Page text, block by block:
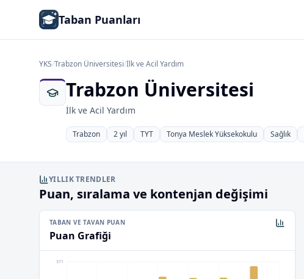
Taban Puanları
YKS/Trabzon Üniversitesi/İlk ve Acil Yardım
Trabzon Üniversitesi
İlk ve Acil Yardım
Trabzon 2 yıl TYT Tonya Meslek Yüksekokulu Sağlık
YILLIK TRENDLER
Puan, sıralama ve kontenjan değişimi
TABAN VE TAVAN PUAN
Puan Grafiği
371